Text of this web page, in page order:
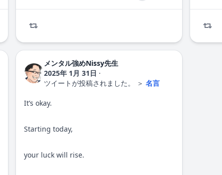
メンタル強めNissy先生
2025年 1月 31日 ·
ツイートが投稿されました。
＞ 名言
It’s okay.
Starting today,
your luck will rise.